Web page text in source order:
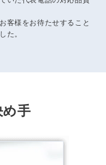
客様をお待たせすること
た。
手